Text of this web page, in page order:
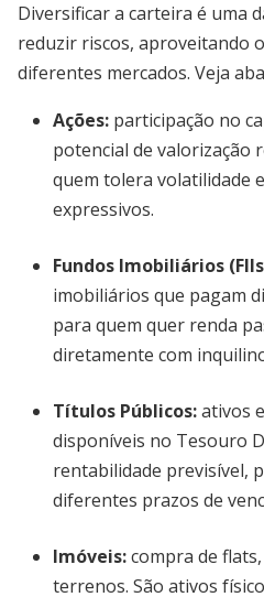
Diversificar a carteira é uma
reduzir riscos, aproveitando
diferentes mercados. Veja
Ações: participação no
potencial de valorização
quem tolera volatilidade
expressivos.
Fundos Imobiliários
imobiliários que pagam
para quem quer renda
diretamente com
Títulos Públicos:ativos
disponíveis no Tesouro
rentabilidade previsível,
diferentes prazos de
Imóveis:compra de
terrenos. São ativos